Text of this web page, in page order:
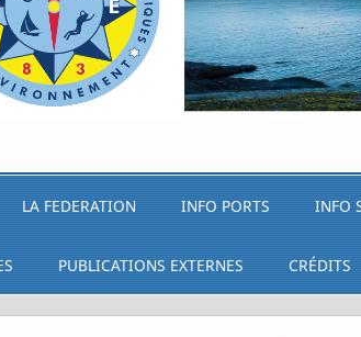
LA FEDERATION INFO PORTS INFO
PUBLICATIONS EXTERNES CRÉDITS